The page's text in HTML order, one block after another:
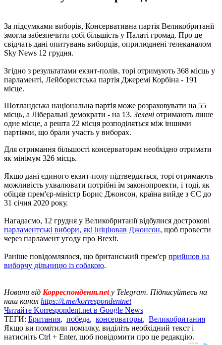
За підсумками виборів, Консервативна партія Великобританії
змогла забезпечити собі більшість у Палаті громад. Про це
свідчать дані опитувань виборців, оприлюднені телеканалом
Sky News 12 грудня.
Згідно з результатами екзит-полів, торі отримують 368 місць у
парламенті, Лейбористська партія Джеремі Корбіна - 191
місце.
Шотландська національна партія може розраховувати на 55
місць, а Ліберальні демократи - на 13. Зелені отримають лише
одне місце, а решта 22 місця розподіляться між іншими
партіями, що брали участь у виборах.
Для отримання більшості консерваторам необхідно отримати
як мінімум 326 місць.
Якщо дані єдиного екзит-полу підтвердяться, торі отримають
можливість ухвалювати потрібні їм законопроекти, і тоді, як
обіцяв прем'єр-міністр Борис Джонсон, країна вийде з ЄС до
31 січня 2020 року.
Нагадаємо, 12 грудня у Великобританії відбулися дострокові
парламентські вибори, які ініціював Джонсон, щоб провести
через парламент угоду про Brexit.
Раніше повідомлялося, що британський прем'єр прийшов на
виборчу дільницю із собакою.
Новини від Корреспондент.netу Telegram. Підписуйтесь на
наш канал https://t.me/korrespondentnet
Читайте Korrespondent.net в Google News
ТЕГИ: Британия, победа, консерваторы, Великобритания
Якщо ви помітили помилку, виділіть необхідний текст і
натисніть Ctrl + Enter, щоб повідомити про це редакцію.